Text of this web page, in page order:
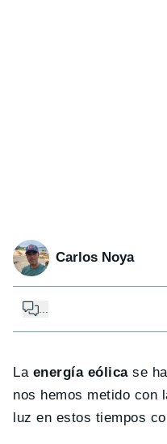
Carlos Noya
La energía eólicase ha
nos hemos metido con
luz en estos tiempos